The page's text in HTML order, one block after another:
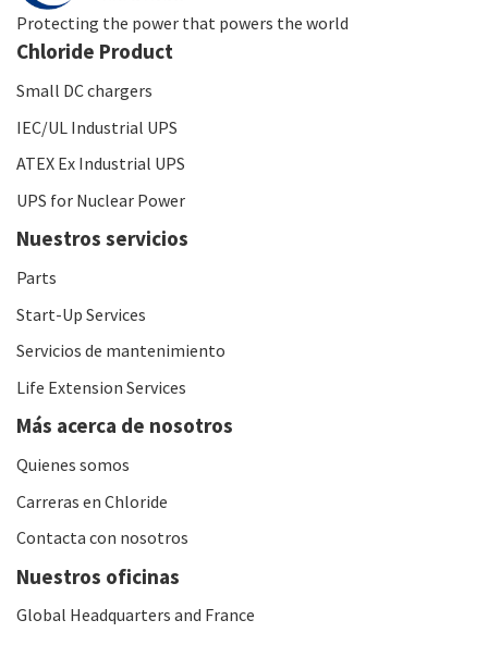
Protecting the power that powers the world
Chloride Product
Small DC chargers
IEC/UL Industrial UPS
ATEX Ex Industrial UPS
UPS for Nuclear Power
Nuestros servicios
Parts
Start-Up Services
Servicios de mantenimiento
Life Extension Services
Más acerca de nosotros
Quienes somos
Carreras en Chloride
Contacta con nosotros
Nuestros oficinas
Global Headquarters and France